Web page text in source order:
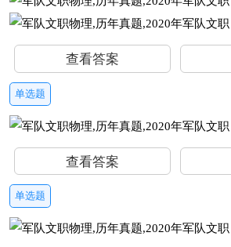
查看答案
单选题
查看答案
单选题